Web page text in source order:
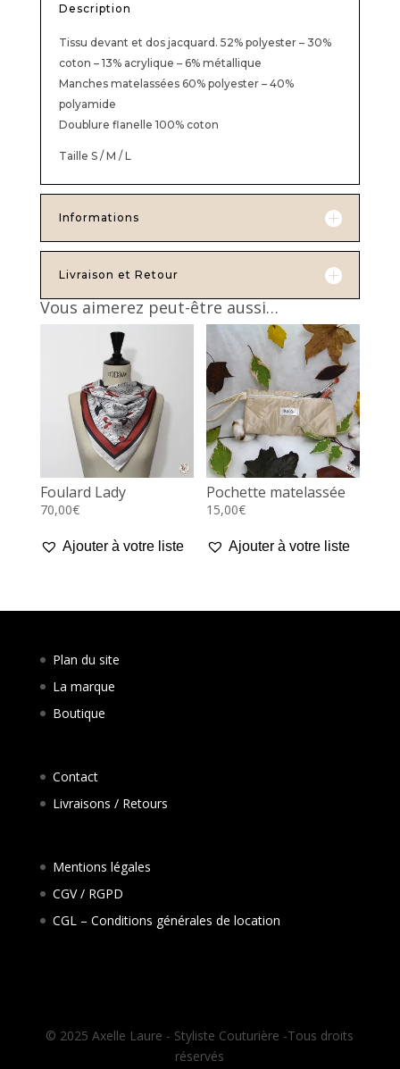
Description
Tissu devant et dos jacquard. 52% polyester – 30%
coton – 13% acrylique – 6% métallique
Manches matelassées 60% polyester – 40%
polyamide
Doublure flanelle 100% coton
Taille S / M / L
Informations
Livraison et Retour
Vous aimerez peut-être aussi…
Foulard Lady
70,00€
Ajouter à votre liste
Pochette matelassée
15,00€
Ajouter à votre liste
Plan du site
La marque
Boutique
Contact
Livraisons / Retours
Mentions légales
CGV / RGPD
CGL – Conditions générales de location
© 2025 Axelle Laure - Styliste Couturière -Tous droits
réservés